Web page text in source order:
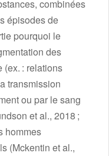
combinées
épisodes de
pourquoi le
des
(ex. : relations
transmission
ou par le sang
et al., 2018 ;
hommes
(Mckentin et al.,